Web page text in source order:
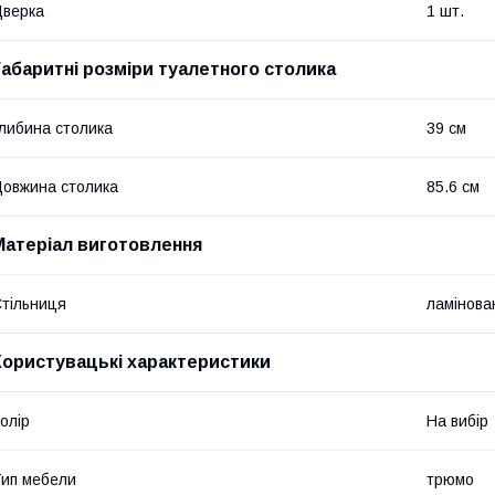
1 шт.
розміри туалетного столика
столика 39 см
столика 85.6 см
виготовлення
характеристики
На вибір
мебели трюмо